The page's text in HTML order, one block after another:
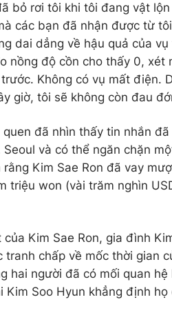
bỏ rơi tôi khi tôi đang vật
các bạn đã nhận được từ
dai dẳng về hậu quả của
nồng độ cồn cho thấy 0, xét
Không có vụ mất điện.
giờ, tôi sẽ không còn đau
đã nhìn thấy tin nhắn
Seoul và có thể ngăn chặn
Kim Sae Ron đã vay
triệu won (vài trăm nghìn
Kim Sae Ron, gia đình
tranh chấp về mốc thời gian
hai người đã có mối quan
Kim Soo Hyun khẳng định